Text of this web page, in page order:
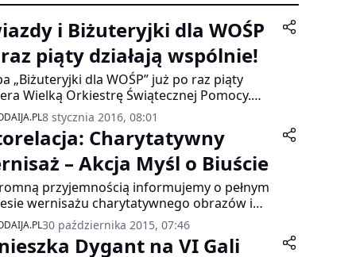
i Biżuteryjki dla WOŚP
piąty działają wspólnie!
„Biżuteryjki dla WOŚP” już po raz piąty
Wielką Orkiestrę Świątecznej Pomocy.
to 500 artystów z całej Polski
biżuterię i wyjątkowe opakowania do
z 60 unikalnych projektów biżuterii. W
ponownie włączyły się gwiazdy, które
wzięły udział w sesji zdjęciowej
aukcje: Anna Wendzikowska, Maja
Marcelina Zawadzka, Natalia Siwiec, Natalia
Paulina Drażba, Rafał Cieszyński i
Karpiel-Bułecka. Całkowity dochód ze
8 stycznia 2016, 08:01
Charytatywny
– Akcja Myśl o Biuście
przyjemnością informujemy o pełnym
wernisażu charytatywnego obrazów i
w ramach akcji „Myśl o biuście”
przez Boutique Bielizny.
30 października 2015, 07:46
Dygant na VI Gali